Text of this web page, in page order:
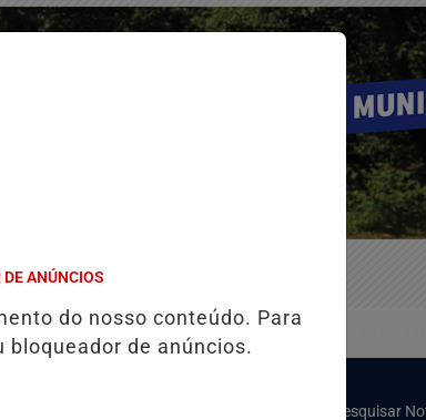
DE ANÚNCIOS
do nosso conteúdo. Para
de anúncios.